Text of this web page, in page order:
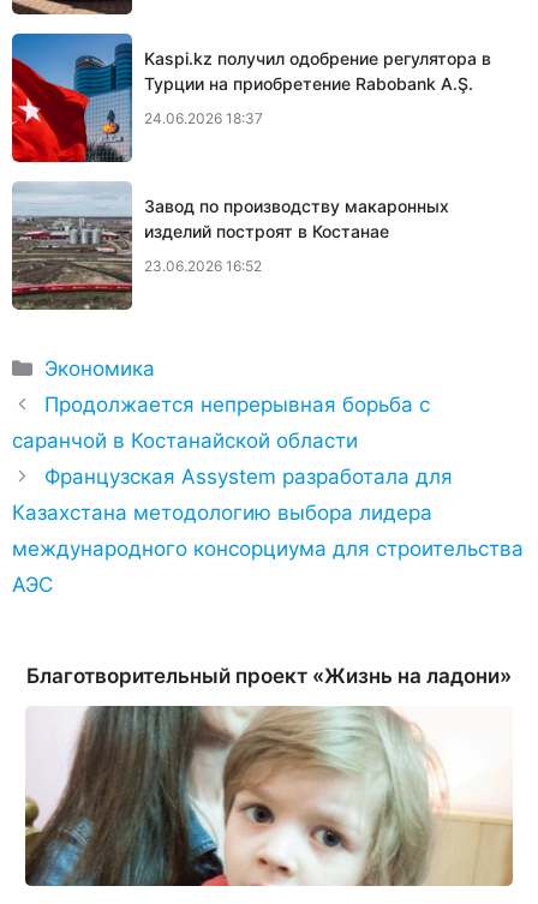
Kaspi.kz получил одобрение регулятора в
Турции на приобретение Rabobank A.Ş.
24.06.2026 18:37
Завод по производству макаронных
изделий построят в Костанае
23.06.2026 16:52
Рубрики
Экономика
Продолжается непрерывная борьба с
саранчой в Костанайской области
Французская Assystem разработала для
Казахстана методологию выбора лидера
международного консорциума для строительства
АЭС
Благотворительный проект «Жизнь на ладони»